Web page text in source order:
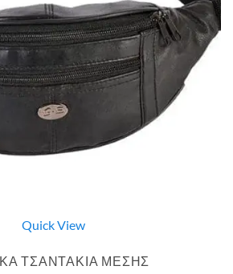
Quick View
ΤΣΑΝΤΑΚΙΑ ΜΕΣΗΣ